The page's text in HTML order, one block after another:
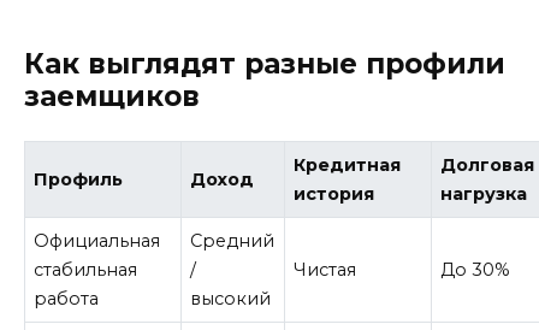
Как выглядят разные профили
заемщиков
Профиль Доход
Кредитная
история
Долговая
нагрузка
Официальная
стабильная
работа
Средний
/
высокий
Чистая До 30%